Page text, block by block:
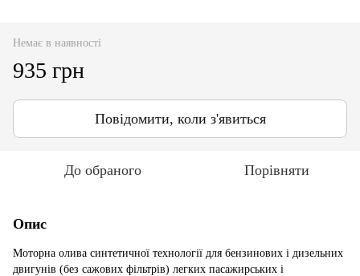
Немає в наявності
935 грн
Повідомити, коли з'явиться
До обраного Порівняти
Опис
Моторна олива синтетичної технології для бензинових і дизельних
двигунів (без сажових фільтрів) легких пасажирських і